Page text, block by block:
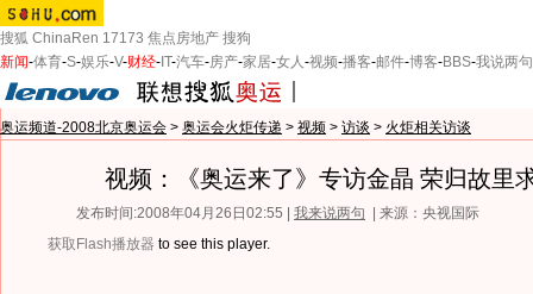
搜狐 ChinaRen 17173 焦点房地产 搜狗
新闻-体育-S-娱乐-V-财经- IT-汽车-房产-家居-女人-视频-播客-邮件-博客-BBS-我说两句
奥运频道-2008北京奥运会 > 奥运会火炬传递 > 视频 > 访谈 > 火炬相关访谈
视频：《奥运来了》专访金晶 荣归故里
发布时间:2008年04月26日02:55 | 我来说两句
| 来源：央视国际
获取Flash播放器 to see this player.